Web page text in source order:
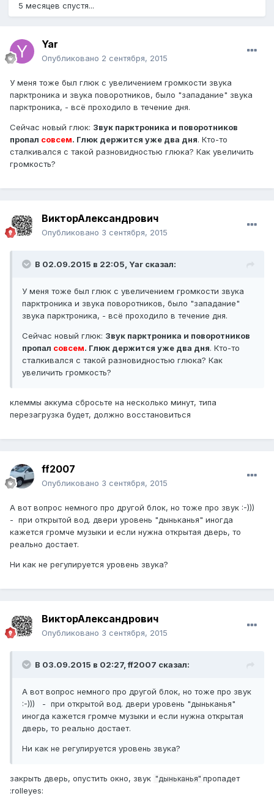
5 месяцев спустя...
Yar
Опубликовано 2 сентября, 2015
У меня тоже был глюк с увеличением громкости звука
парктроника и звука поворотников, было "западание" звука
парктроника, - всё проходило в течение дня.
Сейчас новый глюк: Звук парктроника и поворотников
пропал совсем. Глюк держится уже два дня. Кто-то
сталкивался с такой разновидностью глюка? Как увеличить
громкость?
ВикторАлександрович
Опубликовано 3 сентября, 2015
В 02.09.2015 в 22:05, Yar сказал:
У меня тоже был глюк с увеличением громкости звука
парктроника и звука поворотников, было "западание"
звука парктроника, - всё проходило в течение дня.
Сейчас новый глюк: Звук парктроника и поворотников
пропал совсем. Глюк держится уже два дня. Кто-то
сталкивался с такой разновидностью глюка? Как
увеличить громкость?
клеммы аккума сбросьте на несколько минут, типа
перезагрузка будет, должно восстановиться
ff2007
Опубликовано 3 сентября, 2015
А вот вопрос немного про другой блок, но тоже про звук :-)))
- при открытой вод. двери уровень "дыньканья" иногда
кажется громче музыки и если нужна открытая дверь, то
реально достает.
Ни как не регулируется уровень звука?
ВикторАлександрович
Опубликовано 3 сентября, 2015
В 03.09.2015 в 02:27, ff2007 сказал:
А вот вопрос немного про другой блок, но тоже про звук
:-))) - при открытой вод. двери уровень "дыньканья"
иногда кажется громче музыки и если нужна открытая
дверь, то реально достает.
Ни как не регулируется уровень звука?
закрыть дверь, опустить окно, звук "дыньканья" пропадет
:rolleyes: